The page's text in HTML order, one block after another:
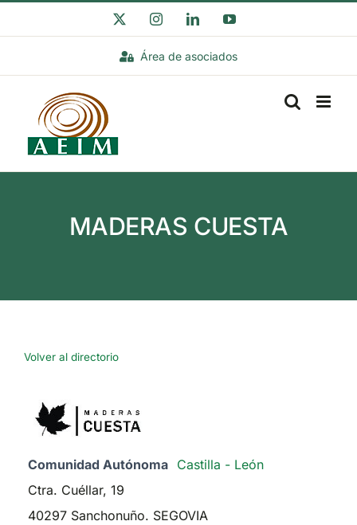
al
InstagramLinkedInYouTube
Área de asociados
MADERAS CUESTA
Volver al directorio
Comunidad Autónoma Castilla - León
Ctra. Cuéllar, 19
40297 Sanchonuño. SEGOVIA